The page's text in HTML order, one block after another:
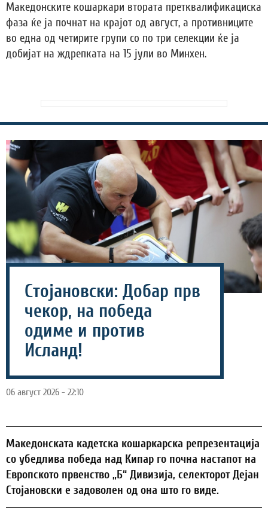
Македонските кошаркари втората претквалификациска
фаза ќе ја почнат на крајот од август, а противниците
во една од четирите групи со по три селекции ќе ја
добијат на ждрепката на 15 јули во Минхен.
Стојановски: Добар прв
чекор, на победа
одиме и против
Исланд!
06 август 2026 - 22:10
Македонската кадетска кошаркарска репрезентација
со убедлива победа над Кипар го почна настапот на
Европското првенство „Б“ Дивизија, селекторот Дејан
Стојановски е задоволен од она што го виде.